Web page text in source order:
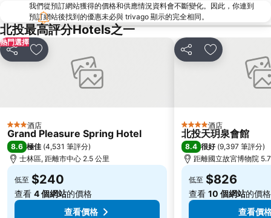
台北市政府
台北世貿中心
台北東區
饒河街觀光夜市
南港站覽館
士林區
基隆廟口夜市
捷運民權西路站
行天宮
永康街
中壢車站
大直美麗華
捷運圓山站
松山機場
我們從預訂網站獲得的價格和供應情況資料會不斷變化。因此，你連到
預訂網站後找到的優惠未必與 trivago 顯示的完全相同。
北投最高評分Hotels之一
熱門選擇
分享 放到收藏夾
3 星級酒店
Grand Pleasure Spring Hotel
8.6 極佳 (4,531 筆評分)
士林區, 距離市中心 2.5 公里
低至 $240
查看 4 個網站的價格
查看價格
分享 放到收藏夾
4 星級 酒店
北投天玥泉會館
8.4 很好 (9,397 筆評分)
距離國立故宮博物院
低至 $826
查看 10 個網站的價格
查看價